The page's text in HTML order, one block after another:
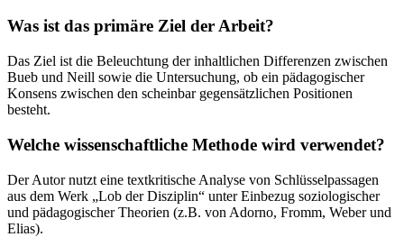
Was ist das primäre Ziel der Arbeit?
Das Ziel ist die Beleuchtung der inhaltlichen Differenzen zwischen
Bueb und Neill sowie die Untersuchung, ob ein pädagogischer
Konsens zwischen den scheinbar gegensätzlichen Positionen
besteht.
Welche wissenschaftliche Methode wird verwendet?
Der Autor nutzt eine textkritische Analyse von Schlüsselpassagen
aus dem Werk „Lob der Disziplin“ unter Einbezug soziologischer
und pädagogischer Theorien (z.B. von Adorno, Fromm, Weber und
Elias).